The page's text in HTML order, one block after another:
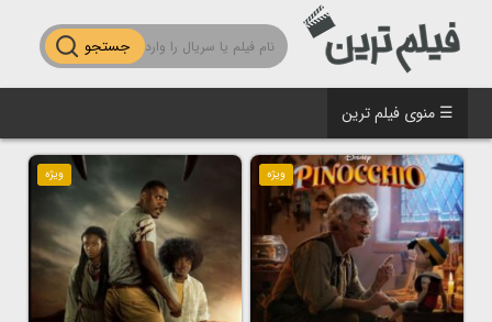
جستجو
☰ منوی فیلم ترین
ویژه ویژه